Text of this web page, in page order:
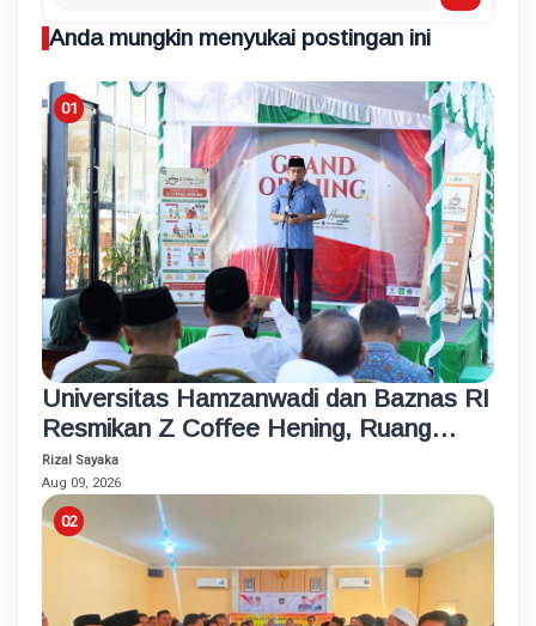
Anda mungkin menyukai postingan ini
Universitas Hamzanwadi dan Baznas RI
Resmikan Z Coffee Hening, Ruang
Usaha Inklusif bagi Penyandang
Disabilitas
Rizal Sayaka
Aug 09, 2026